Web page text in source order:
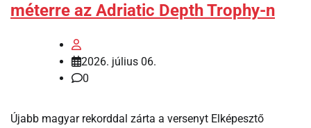
méterre az Adriatic Depth Trophy-n
2026. július 06.
0
Újabb magyar rekorddal zárta a versenyt Elképesztő